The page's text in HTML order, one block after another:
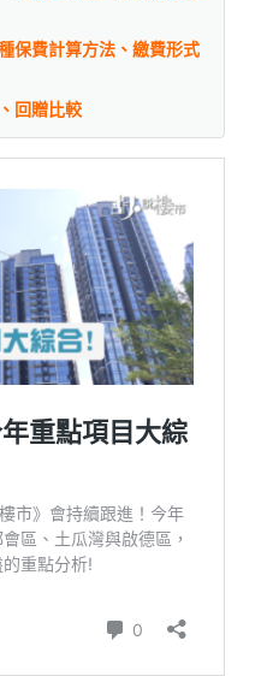
保費計算方法、繳費形式
回贈比較